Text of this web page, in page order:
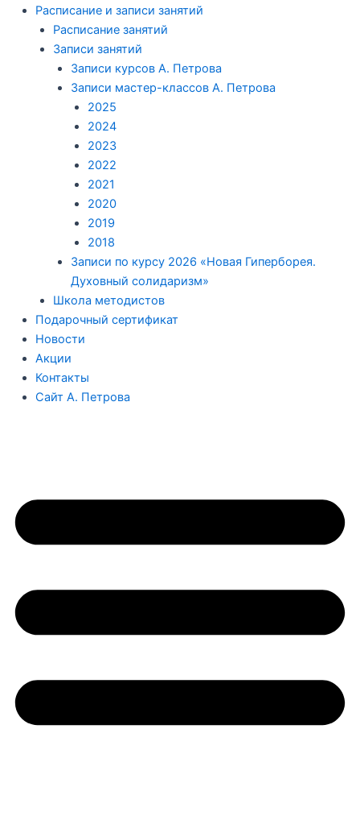
Расписание и записи занятий
Расписание занятий
Записи занятий
Записи курсов А. Петрова
Записи мастер-классов А. Петрова
2025
2024
2023
2022
2021
2020
2019
2018
Записи по курсу 2026 «Новая Гиперборея.
Духовный солидаризм»
Школа методистов
Подарочный сертификат
Новости
Акции
Контакты
Сайт А. Петрова